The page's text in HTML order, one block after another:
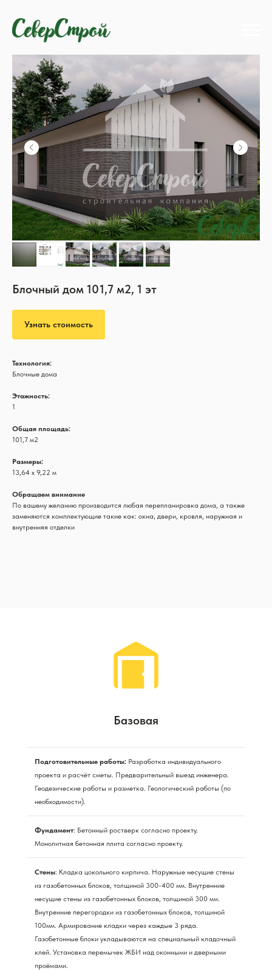
Блочный дом 101,7 м2, 1 эт
Узнать стоимость
Технология:
Блочные дома
Этажность:
1
Общая площадь:
101,7 м2
Размеры:
13,64 х 9,22 м
Обращаем внимание
По вашему желанию производится любая перепланировка дома, а также
заменяются комплектующие такие как: окна, двери, кровля, наружная и
внутренняя отделки
Базовая
Подготовительные работы: Разработка индивидуального
проекта и расчёт сметы. Предварительный выезд инженера.
Геодезические работы и разметка. Геологический работы (по
необходимости).
Фундамент: Бетонный ростверк согласно проекту.
Монолитная бетонная плита согласно проекту.
Стены: Кладка цокольного кирпича. Наружные несущие стены
из газобетонных блоков, толщиной 300-400 мм. Внутренние
несущие стены из газобетонных блоков, толщиной 300 мм.
Внутренние перегородки из газобетонных блоков, толщиной
100мм. Армирование кладки через каждые 3 ряда.
Газобетонные блоки укладываются на специальный кладочный
клей. Установка перемычек ЖБИ над оконными и дверными
проёмами.